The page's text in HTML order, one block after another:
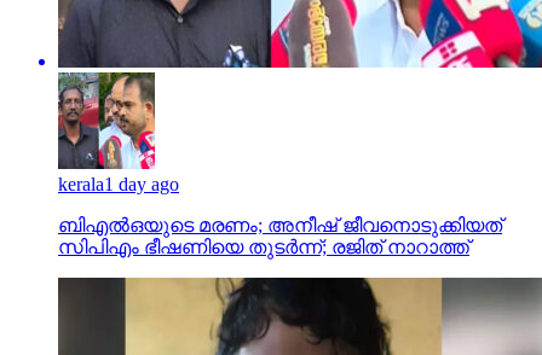
kerala1 day ago
ബിഎല്‍ഒയുടെ മരണം; അനീഷ് ജീവനൊടുക്കിയത്
സിപിഎം ഭീഷണിയെ തുടര്‍ന്ന്; രജിത് നാറാത്ത്